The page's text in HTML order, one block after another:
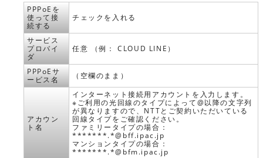
PPPoEを
使って接
続する
チェックを入れる
サービス
プロバイ
ダ
任意 （例： CLOUD LINE）
PPPoEサ
ービス名
（空欄のまま）
アカウン
ト名
インターネット接続用アカウントを入力します。
※ご利用の光回線のタイプによって@以降の文字列
が異なりますので、NTTとご契約いただいている
回線タイプをご確認ください。
ファミリータイプの場合：
*******.*@bff.ipac.jp
マンションタイプの場合：
*******.*@bfm.ipac.jp